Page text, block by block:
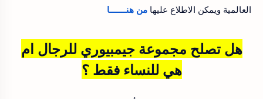
العالمية ويمكن الاطلاع عليها من هنـــــــا
هل تصلح مجموعة جيمبيوري للرجال ام
هي للنساء فقط ؟